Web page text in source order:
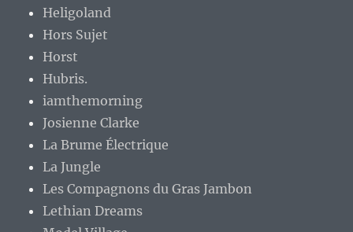
Heligoland
Hors Sujet
Horst
Hubris.
iamthemorning
Josienne Clarke
La Brume Électrique
La Jungle
Les Compagnons du Gras Jambon
Lethian Dreams